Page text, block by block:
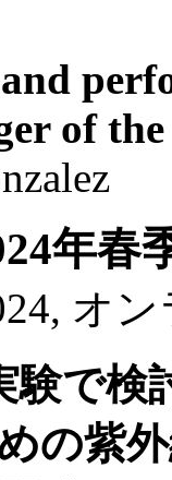
of
年春
オ
で検
の紫